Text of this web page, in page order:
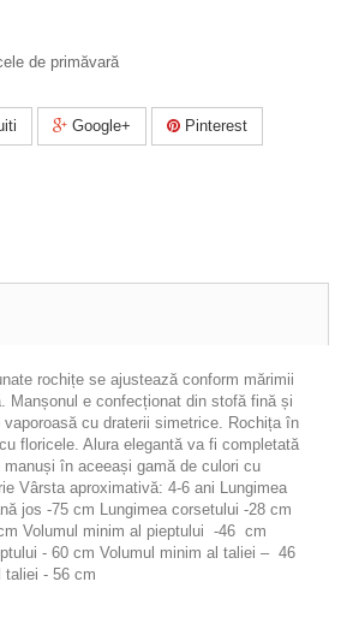
de primăvară
Google+ Pinterest
rochițe se ajustează conform mărimii
Manșonul e confecționat din stofă fină și
cu draterii simetrice. Rochița în
floricele. Alura elegantă va fi completată
în aceeași gamă de culori cu
Vârsta aproximativă: 4-6 ani Lungimea
jos -75 cm Lungimea corsetului -28 cm
Volumul minim al pieptului -46 cm
- 60 cm Volumul minim al taliei – 46
taliei - 56 cm